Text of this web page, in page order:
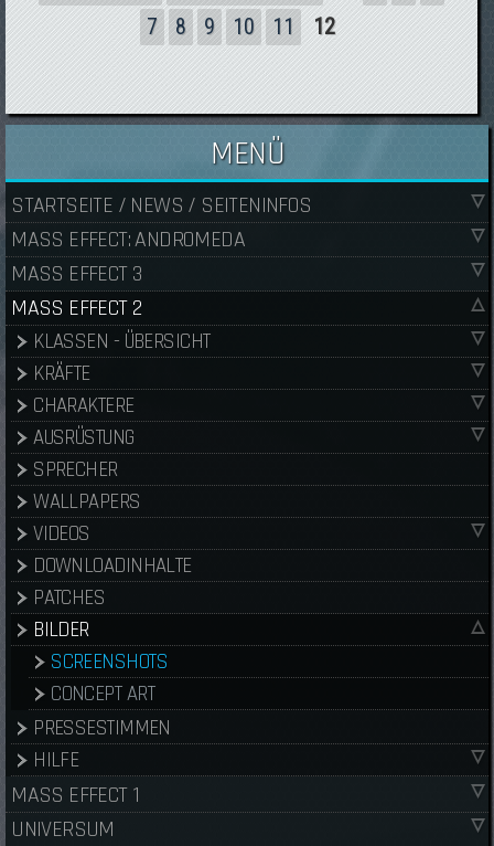
7
8 9 10 11 12
MENÜ
STARTSEITE / NEWS / SEITENINFOS
MASS EFFECT: ANDROMEDA
MASS EFFECT 3
MASS EFFECT 2
KLASSEN - ÜBERSICHT
KRÄFTE
CHARAKTERE
AUSRÜSTUNG
SPRECHER
WALLPAPERS
VIDEOS
DOWNLOADINHALTE
PATCHES
BILDER
SCREENSHOTS
CONCEPT ART
PRESSESTIMMEN
HILFE
MASS EFFECT 1
UNIVERSUM